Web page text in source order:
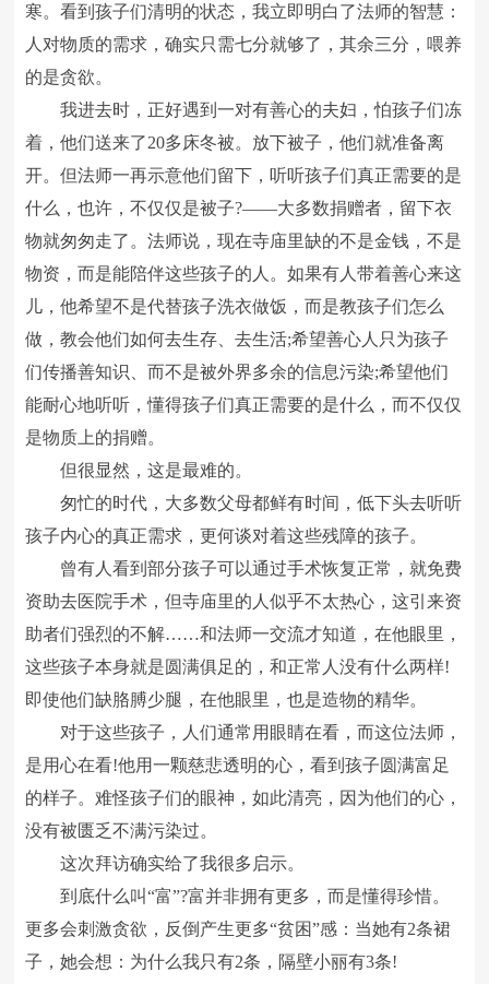
寒。看到孩子们清明的状态，我立即明白了法师的智慧：
人对物质的需求，确实只需七分就够了，其余三分，喂养
的是贪欲。
我进去时，正好遇到一对有善心的夫妇，怕孩子们冻
着，他们送来了20多床冬被。放下被子，他们就准备离
开。但法师一再示意他们留下，听听孩子们真正需要的是
什么，也许，不仅仅是被子?――大多数捐赠者，留下衣
物就匆匆走了。法师说，现在寺庙里缺的不是金钱，不是
物资，而是能陪伴这些孩子的人。如果有人带着善心来这
儿，他希望不是代替孩子洗衣做饭，而是教孩子们怎么
做，教会他们如何去生存、去生活;希望善心人只为孩子
们传播善知识、而不是被外界多余的信息污染;希望他们
能耐心地听听，懂得孩子们真正需要的是什么，而不仅仅
是物质上的捐赠。
但很显然，这是最难的。
匆忙的时代，大多数父母都鲜有时间，低下头去听听
孩子内心的真正需求，更何谈对着这些残障的孩子。
曾有人看到部分孩子可以通过手术恢复正常，就免费
资助去医院手术，但寺庙里的人似乎不太热心，这引来资
助者们强烈的不解……和法师一交流才知道，在他眼里，
这些孩子本身就是圆满俱足的，和正常人没有什么两样!
即使他们缺胳膊少腿，在他眼里，也是造物的精华。
对于这些孩子，人们通常用眼睛在看，而这位法师，
是用心在看!他用一颗慈悲透明的心，看到孩子圆满富足
的样子。难怪孩子们的眼神，如此清亮，因为他们的心，
没有被匮乏不满污染过。
这次拜访确实给了我很多启示。
到底什么叫“富”?富并非拥有更多，而是懂得珍惜。
更多会刺激贪欲，反倒产生更多“贫困”感：当她有2条裙
子，她会想：为什么我只有2条，隔壁小丽有3条!